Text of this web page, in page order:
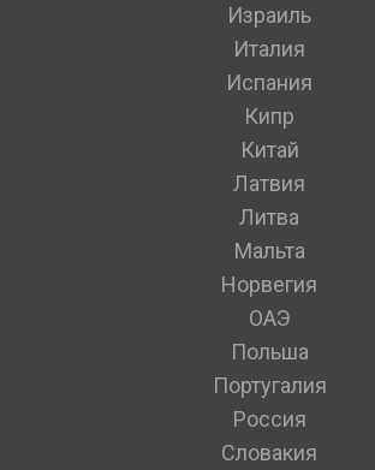
Израиль
Италия
Испания
Кипр
Китай
Латвия
Литва
Мальта
Норвегия
ОАЭ
Польша
Португалия
Россия
Словакия